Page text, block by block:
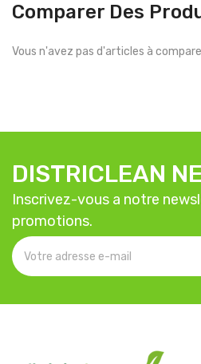
Comparer Des
Vous n'avez pas d'articles à
DISTRICLEAN
Inscrivez-vous a notre
promotions.